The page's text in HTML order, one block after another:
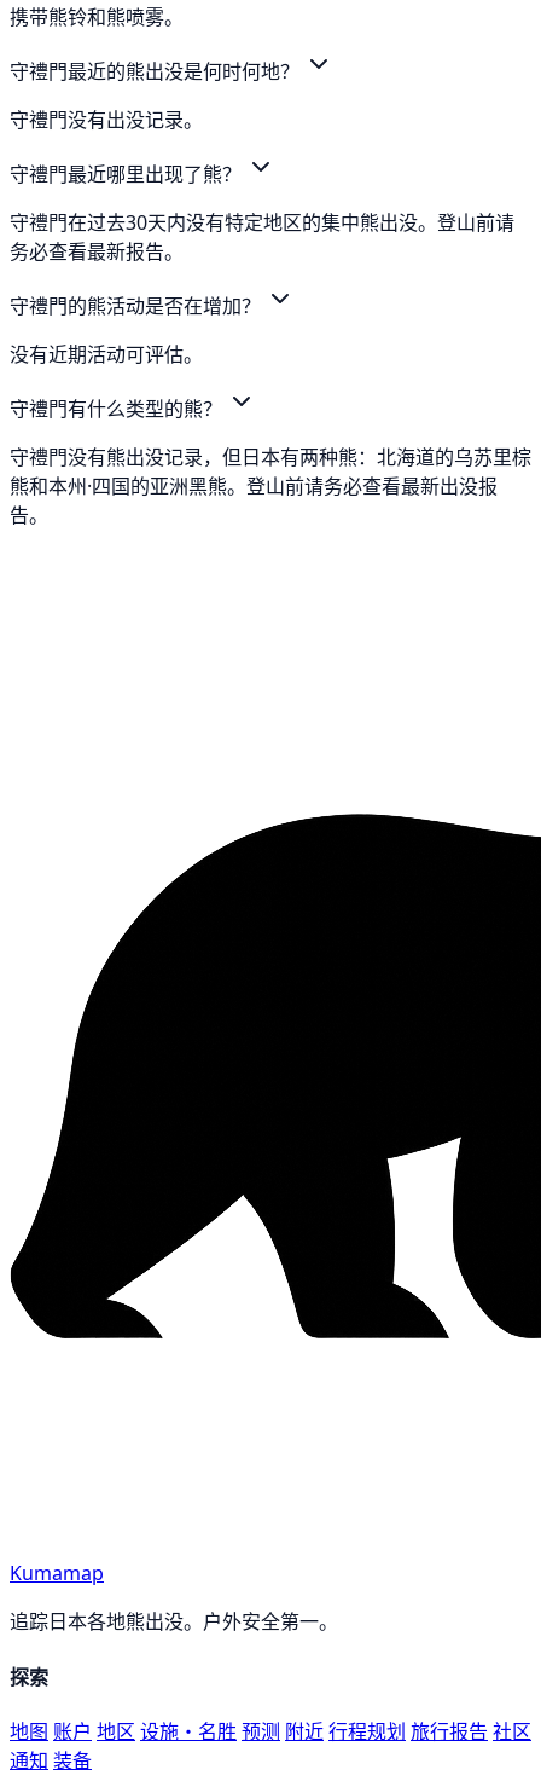
携带熊铃和熊喷雾。
守禮門最近的熊出没是何时何地？
守禮門没有出没记录。
守禮門最近哪里出现了熊？
守禮門在过去30天内没有特定地区的集中熊出没。登山前请
务必查看最新报告。
守禮門的熊活动是否在增加？
没有近期活动可评估。
守禮門有什么类型的熊？
守禮門没有熊出没记录，但日本有两种熊：北海道的乌苏里棕
熊和本州·四国的亚洲黑熊。登山前请务必查看最新出没报
告。
Kumamap
追踪日本各地熊出没。户外安全第一。
探索
地图 账户 地区 设施・名胜 预测 附近行程规划 旅行报告 社区
通知 装备